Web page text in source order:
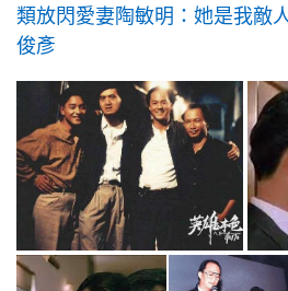
類放閃愛妻陶敏明：她是我敵
俊彥